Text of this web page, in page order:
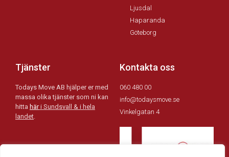
Ljusdal
Haparanda
Göteborg
Tjänster
Todays Move AB hjälper er med
massa olika tjänster som ni kan
hitta häri Sundsvall & i hela
landet
Kontakta oss
060 480 00
info@todaysmove.se
Vinkelgatan 4